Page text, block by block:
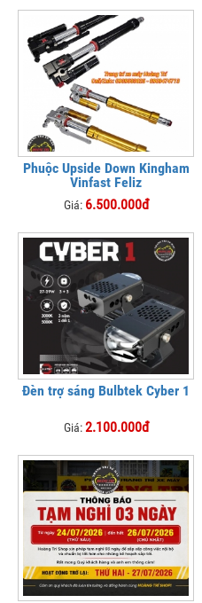
Phuộc Upside Down Kingham
Vinfast Feliz
Giá: 6.500.000đ
Đèn trợ sáng Bulbtek Cyber 1
Giá:2.100.000đ